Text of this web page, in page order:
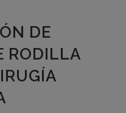
DE
RODILLA